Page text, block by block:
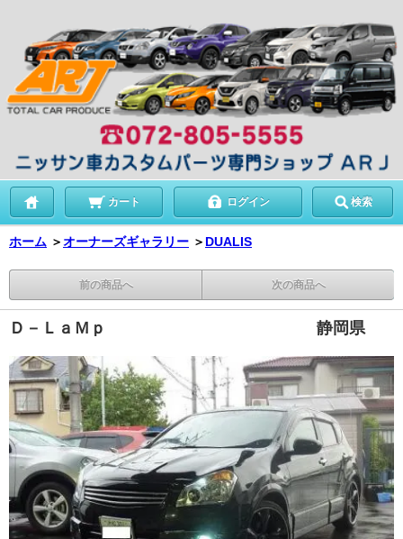
カート ログイン 検索
ホーム ＞オーナーズギャラリー ＞ DUALIS
前の商品へ 次の商品へ
Ｄ－ＬａＭｐ 静岡県